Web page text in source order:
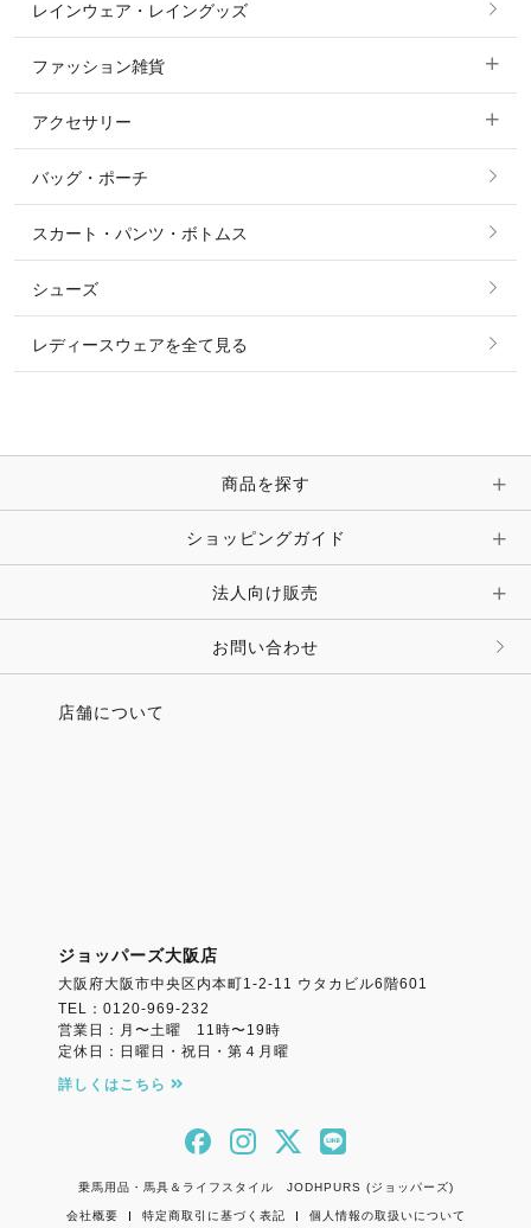
パーカー・トレーナー・スウェット
ニット・セーター
シャツ・ブラウス・ワンピース
ジャケット・ブルゾン
その他 アウター
すべての競技用ウェア
ショージャケット
ショーシャツ
レインウェア・レイングッズ
ファッション雑貨
すべてのファッション雑貨
ソックス
ベルト
マフラー・スカーフ・ストール・スヌード
時計・財布・キーケース・革小物
キーホルダー・チャーム・ストラップ
アクセサリー
すべてのアクセサリー
リング
ピアス・イヤリング
ピン・ブローチ・コサージュ
その他 アクセサリー
バッグ・ポーチ
スカート・パンツ・ボトムス
シューズ
レディースウェアを全て見る
商品を探す
ショッピングガイド
法人向け販売
お問い合わせ
店舗について
ジョッパーズ大阪店
大阪府大阪市中央区内本町1-2-11 ウタカビル6階601
TEL：0120-969-232
営業日：月〜土曜 11時〜19時
定休日：日曜日・祝日・第４月曜
詳しくはこちら
乗馬用品・馬具＆ライフスタイル JODHPURS (ジョッパーズ)
会社概要 特定商取引に基づく表記 個人情報の取扱いについて